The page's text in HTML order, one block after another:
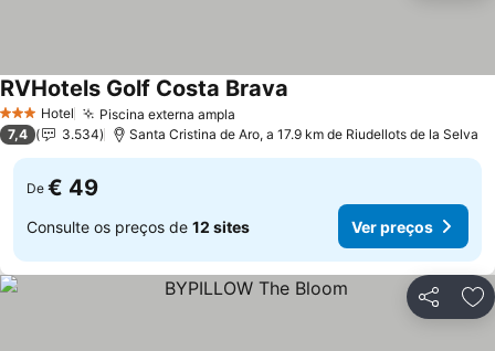
3 EstrelasHotel Piscina externa ampla
RVHotels Golf Costa Brava
7,4 3.534 Santa Cristina de Aro, a 17.9 km de Riudellots de la Selva
De € 49
Consulte os preços de 12 sites Ver preços
Partilhar